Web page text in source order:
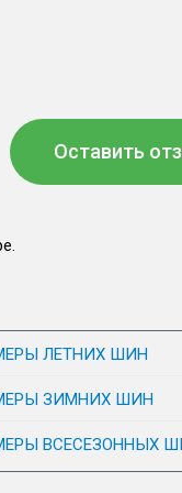
Оставить
ЛЕТНИХ ШИН
ЗИМНИХ ШИН
ВСЕСЕЗОННЫХ